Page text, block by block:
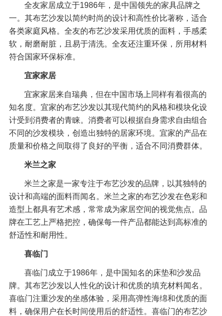
全友家居成立于1986年，是中国领先的家具品牌之
一。其布艺沙发以简约时尚的设计和高性价比著称，适合
各类家庭风格。全友的布艺沙发采用优质的面料，手感柔
软，耐磨耐脏，且易于清洗。全友还注重环保，所用材料
符合国家环保标准。
宜家家居
宜家家居来自瑞典，但在中国市场上同样有着很高的
知名度。宜家的布艺沙发以其现代简约的风格和模块化设
计受到消费者的青睐。消费者可以根据自身需求自由组合
不同的沙发模块，创造出独特的居家环境。宜家的产品在
质量和价格之间取得了良好的平衡，适合不同消费群体。
米兰之家
米兰之家是一家专注于布艺沙发的品牌，以其独特的
设计和高端的面料而闻名。米兰之家的布艺沙发在色彩和
造型上都具有艺术感，常常成为家居空间的视觉焦点。品
牌在工艺上严格把控，确保每一件产品都能达到高标准的
舒适性和耐用性。
喜临门
喜临门成立于1986年，是中国知名的床垫和沙发品
牌。其布艺沙发以人性化的设计和优质的填充材料闻名。
喜临门注重沙发的坐感体验，采用高弹性海绵和优质的面
料，确保用户在长时间使用后的舒适性。喜临门的布艺沙